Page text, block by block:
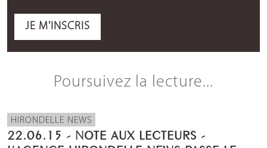
JE M'INSCRIS
Poursuivez la lecture...
HIRONDELLE NEWS
22.06.15 - NOTE AUX LECTEURS -